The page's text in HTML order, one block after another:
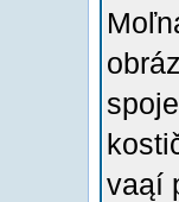
vaąí